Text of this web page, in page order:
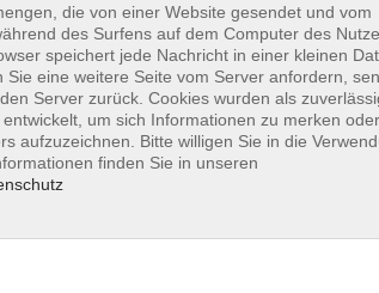
nur beginnende
Kroatisch - für Teilnehmer ohne
Kooperation mit der VHS Esslingen
die von einer Website gesendet und vom
des Surfens auf dem Computer des
speichert jede Nachricht in einer kleinen
Sie eine weitere Seite vom Server anfordern,
Server zurück. Cookies wurden als
um sich Informationen zu merken
aufzuzeichnen. Bitte willigen Sie in die
finden Sie in unseren